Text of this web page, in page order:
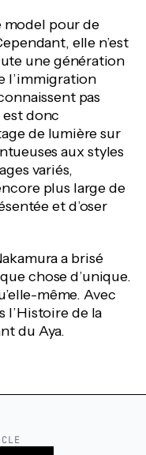
model pour de
elle n’est
une génération
l’immigration
pas
est donc
de lumière sur
aux styles
variés,
plus large de
et d’oser
a brisé
chose d’unique.
même. Avec
l’Histoire de la
du Aya.